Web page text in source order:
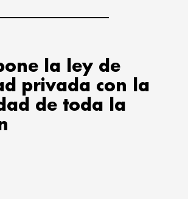
la ley de
privada con la
de toda la